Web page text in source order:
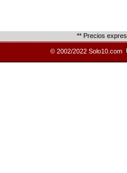
** Precios
© 2002/2022 Solo10.com